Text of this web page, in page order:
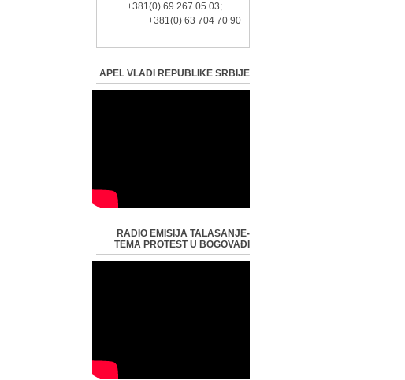
+381(0) 69 267 05 03;
+381(0) 63 704 70 90
APEL VLADI REPUBLIKE SRBIJE
RADIO EMISIJA TALASANJE-
TEMA PROTEST U BOGOVAĐI